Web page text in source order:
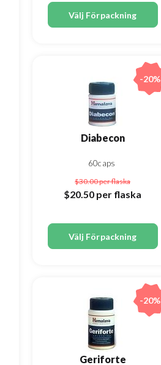
Välj Förpackning
Diabecon
60caps
$30.00per flaska
$20.50 per flaska
Välj Förpackning
-20%
Geriforte
-20%